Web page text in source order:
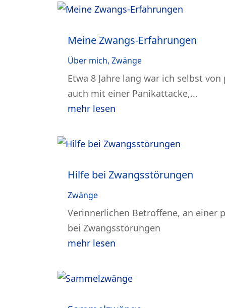
Meine Zwangs-Erfahrungen
Über mich,Zwänge
Etwa 8 Jahre lang war ich selbst
auch mit einer Panikattacke,...
mehr lesen
Hilfe bei Zwangsstörungen
Zwänge
Verinnerlichen Betroffene, an einer
bei Zwangsstörungen
mehr lesen